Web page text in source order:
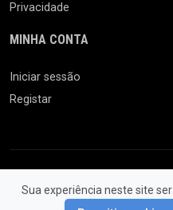
Sua experiência neste site
Privacidade
MINHA CONTA
Iniciar sessão
Registar
© 2026 Feira da Ladra.